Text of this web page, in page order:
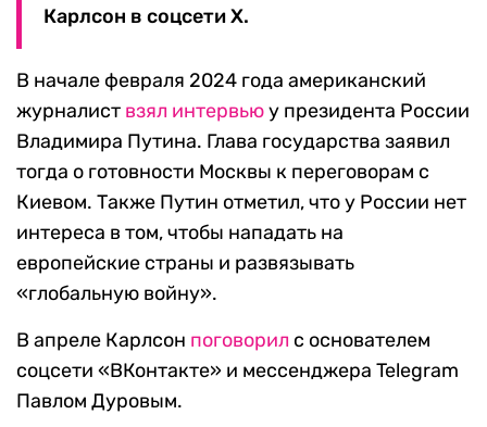
Карлсон в соцсети X.
В начале февраля 2024 года американский
журналист взял интервьюу президента России
Владимира Путина. Глава государства заявил
тогда о готовности Москвы к переговорам с
Киевом. Также Путин отметил, что у России нет
интереса в том, чтобы нападать на
европейские страны и развязывать
«глобальную войну».
В апреле Карлсон поговорил с основателем
соцсети «ВКонтакте» и мессенджера Telegram
Павлом Дуровым.